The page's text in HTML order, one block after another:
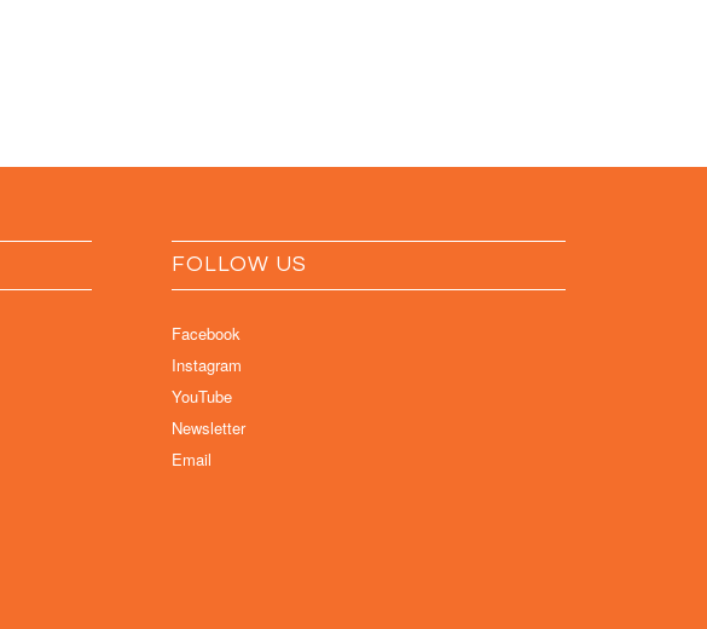
FOLLOW US
Facebook
Instagram
YouTube
Newsletter
Email